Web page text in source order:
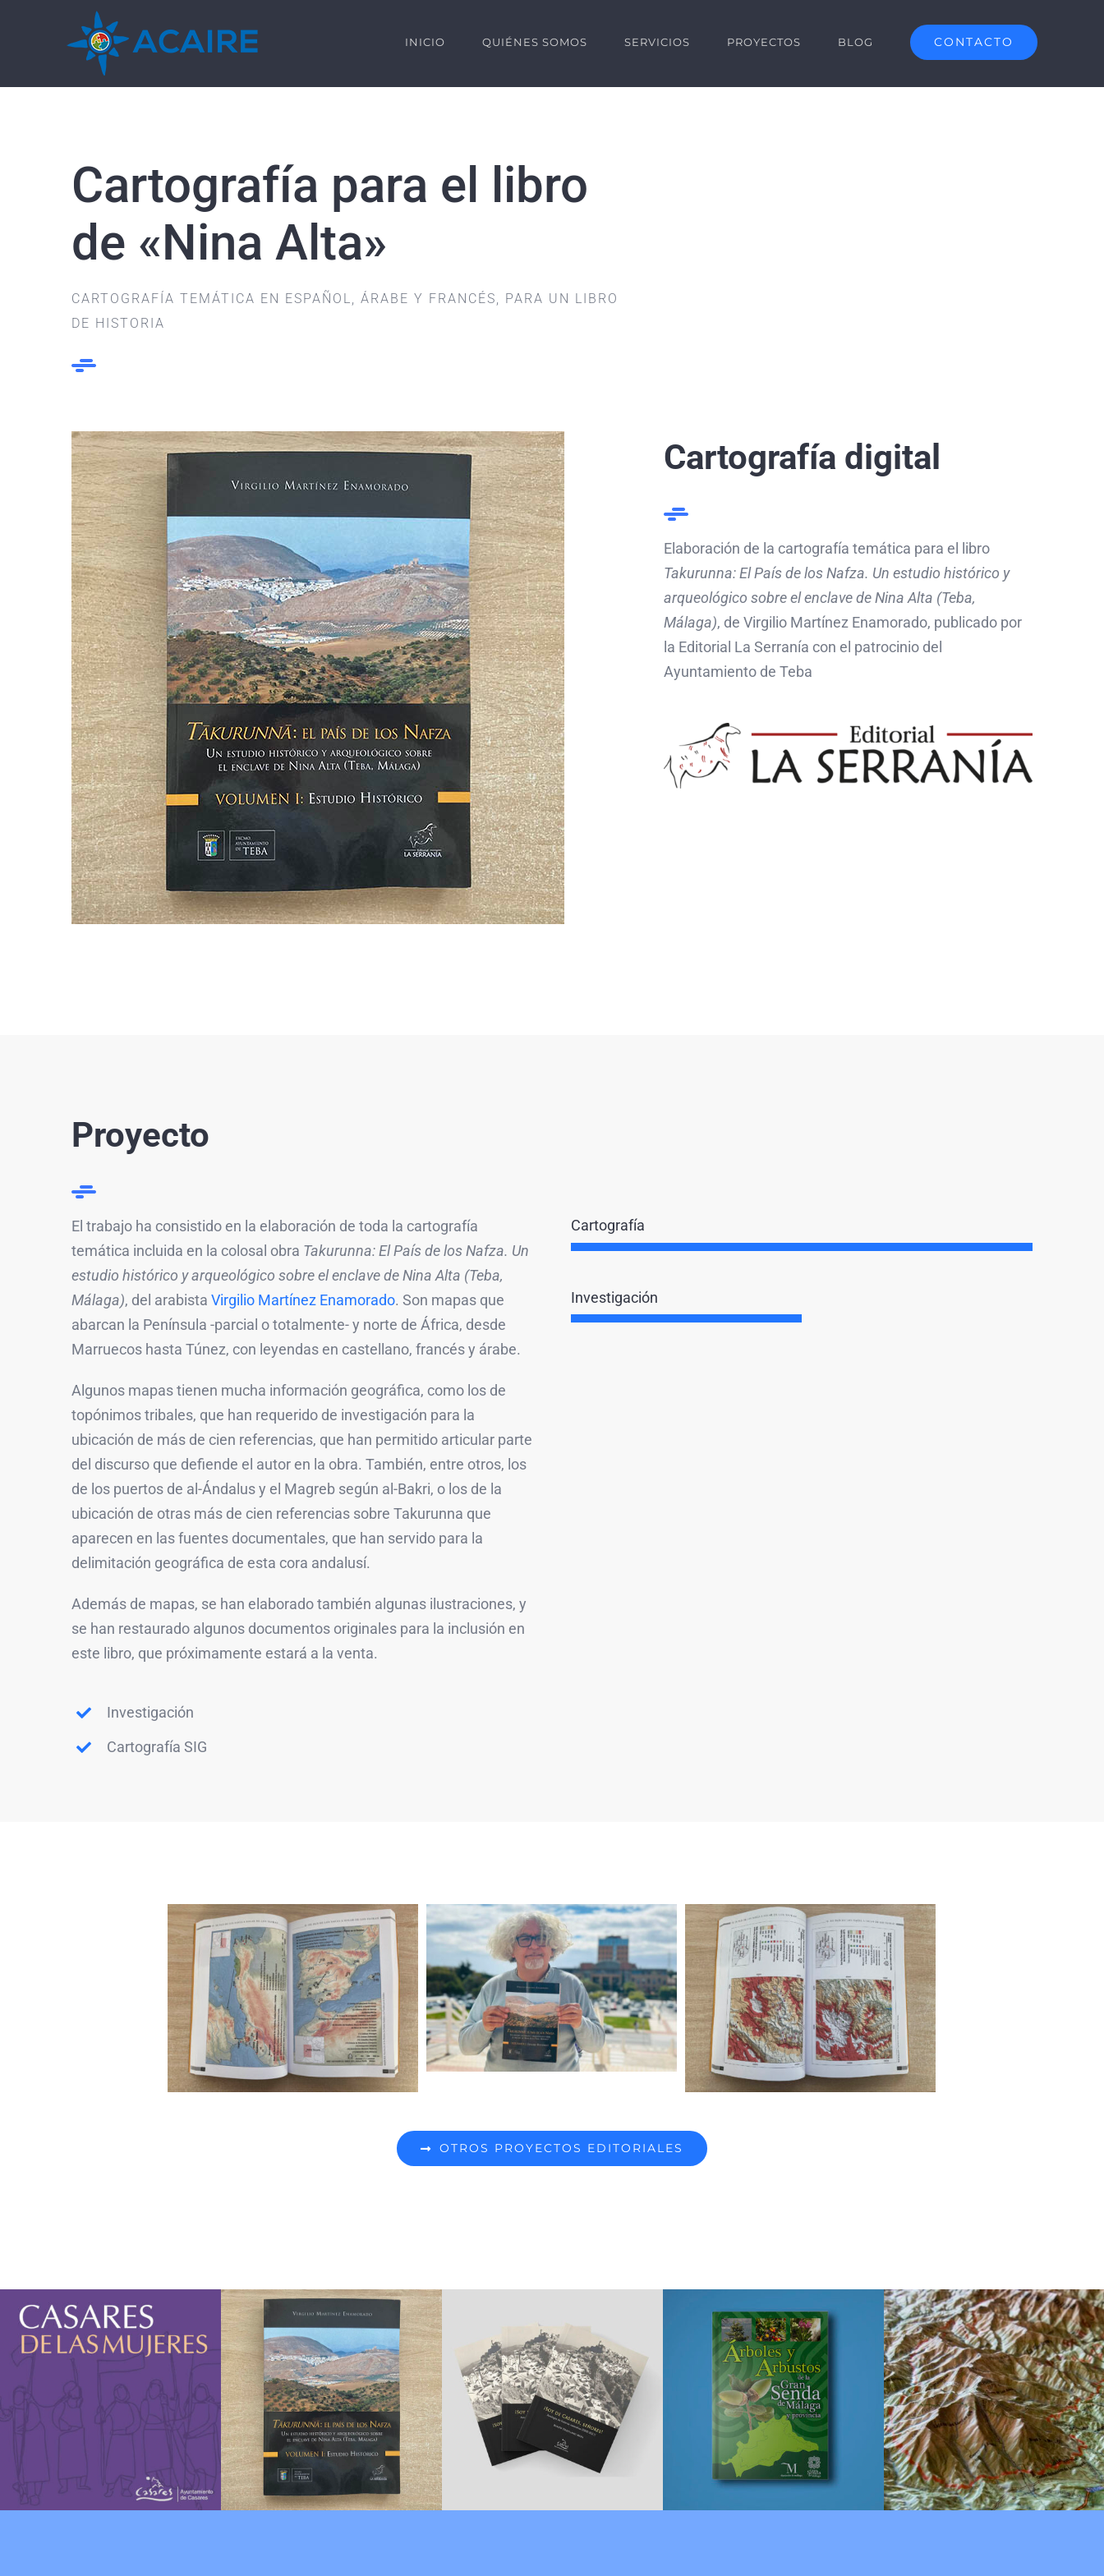
INICIO QUIÉNES SOMOS SERVICIOS PROYECTOS BLOG CONTACTO
Cartografía para el libro
de «Nina Alta»
CARTOGRAFÍA TEMÁTICA EN ESPAÑOL, ÁRABE Y FRANCÉS, PARA UN LIBRO
DE HISTORIA
Cartografía digital
Elaboración de la cartografía temática para el libro
Takurunna: El País de los Nafza. Un estudio histórico y
arqueológico sobre el enclave de Nina Alta (Teba,
Málaga), de Virgilio Martínez Enamorado, publicado por
la Editorial La Serranía con el patrocinio del
Ayuntamiento de Teba
Proyecto
El trabajo ha consistido en la elaboración de toda la cartografía
temática incluida en la colosal obra Takurunna: El País de los Nafza. Un
estudio histórico y arqueológico sobre el enclave de Nina Alta (Teba,
Málaga), del arabista Virgilio Martínez Enamorado. Son mapas que
abarcan la Península -parcial o totalmente- y norte de África, desde
Marruecos hasta Túnez, con leyendas en castellano, francés y árabe.
Algunos mapas tienen mucha información geográfica, como los de
topónimos tribales, que han requerido de investigación para la
ubicación de más de cien referencias, que han permitido articular parte
del discurso que defiende el autor en la obra. También, entre otros, los
de los puertos de al-Ándalus y el Magreb según al-Bakri, o los de la
ubicación de otras más de cien referencias sobre Takurunna que
aparecen en las fuentes documentales, que han servido para la
delimitación geográfica de esta cora andalusí.
Además de mapas, se han elaborado también algunas ilustraciones, y
se han restaurado algunos documentos originales para la inclusión en
este libro, que próximamente estará a la venta.
Investigación
Cartografía SIG
Cartografía
Investigación
OTROS PROYECTOS EDITORIALES
Proyecto
«Casares de las
Mujeres»
Cartografía para
el proyecto
editorial de
«Nina Alta»
Coordinación
editorial del
libro «¡Soy de
Casares,
Libro «Árboles y
arbustos de la
Gran Senda de
Málaga y
Mapa relieve de
Sierra Bermeja